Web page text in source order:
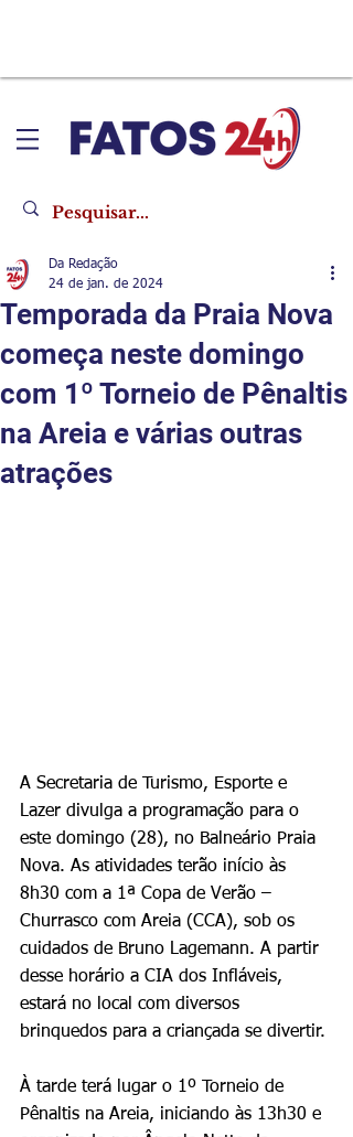
Temporada da Praia Nova
começa neste domingo
com 1º Torneio de Pênaltis
na Areia e várias outras
atrações
Da Redação
24 de jan. de 2024
A Secretaria de Turismo, Esporte e
Lazer divulga a programação para o
este domingo (28), no Balneário Praia
Nova. As atividades terão início às
8h30 com a 1ª Copa de Verão –
Churrasco com Areia (CCA), sob os
cuidados de Bruno Lagemann. A partir
desse horário a CIA dos Infláveis,
estará no local com diversos
brinquedos para a criançada se divertir.
À tarde terá lugar o 1º Torneio de
Pênaltis na Areia, iniciando às 13h30 e